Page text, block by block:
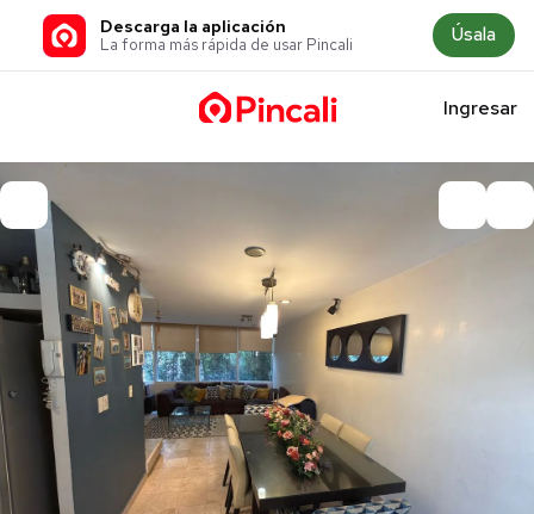
Descarga la aplicación
La forma más rápida de usar Pincali Úsala
Ingresar